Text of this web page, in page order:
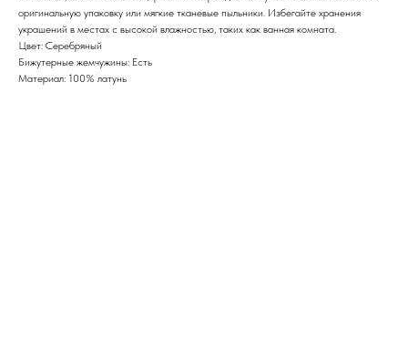
оригинальную упаковку или мягкие тканевые пыльники. Избегайте хранения
украшений в местах с высокой влажностью, таких как ванная комната.
Цвет: Серебряный
Бижутерные жемчужины: Есть
Материал: 100% латунь